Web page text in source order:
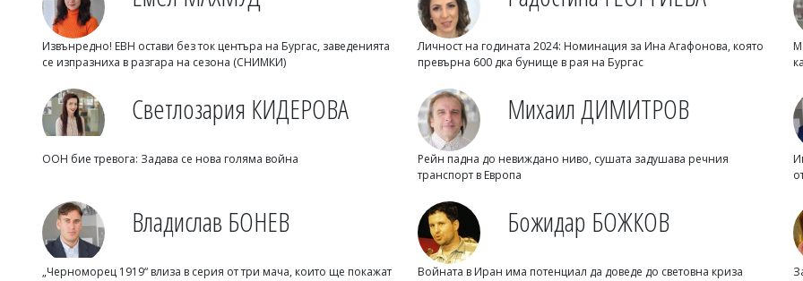
Извънредно! ЕВН остави без ток центъра на Бургас, заведенията
се изпразниха в разгара на сезона (СНИМКИ)
Личност на годината 2024: Номинация за Ина Агафонова, която
превърна 600 дка бунище в рая на Бургас
Светлозария КИДЕРОВА
ООН бие тревога: Задава се нова голяма война
Михаил ДИМИТРОВ
Рейн падна до невиждано ниво, сушата задушава речния
транспорт в Европа
Владислав БОНЕВ
„Черноморец 1919“ влиза в серия от три мача, които ще покажат
Божидар БОЖКОВ
Войната в Иран има потенциал да доведе до световна криза